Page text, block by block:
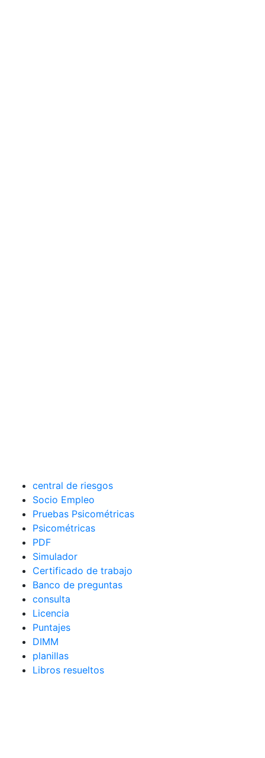
central de riesgos
Socio Empleo
Pruebas Psicométricas
Psicométricas
PDF
Simulador
Certificado de trabajo
Banco de preguntas
consulta
Licencia
Puntajes
DIMM
planillas
Libros resueltos